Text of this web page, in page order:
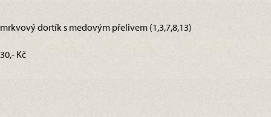
mrkvový dortík s medovým přelivem (1,3,7,8,13)
30,- Kč